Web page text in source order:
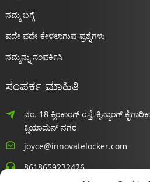
ನಮ್ಮ ಬಗ್ಗೆ
ಪದೇ ಪದೇ ಕೇಳಲಾಗುವ ಪ್ರಶ್ನೆಗಳು
ನಮ್ಮನ್ನು ಸಂಪರ್ಕಿಸಿ
ಸಂಪರ್ಕ ಮಾಹಿತಿ
ನಂ. 18 ಕ್ಸಿಂಕಾಂಗ್ ರಸ್ತೆ, ಕ್ಸಿನ್ಯಾಂಗ್
ಕ್ಸಿಯಾಮೆನ್ ನಗರ
joyce@innovatelocker.com
8618659232426